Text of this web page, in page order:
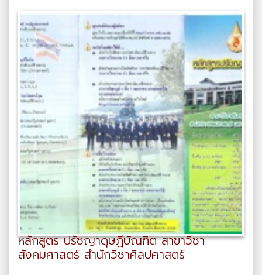
หลักสูตร ปรัชญาดุษฎีบัณฑิต สาขาวิชา
สังคมศาสตร์ สำนักวิชาศิลปศาสตร์